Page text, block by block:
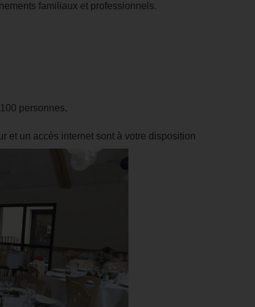
familiaux et professionnels.
personnes,
et un accès internet sont à votre disposition